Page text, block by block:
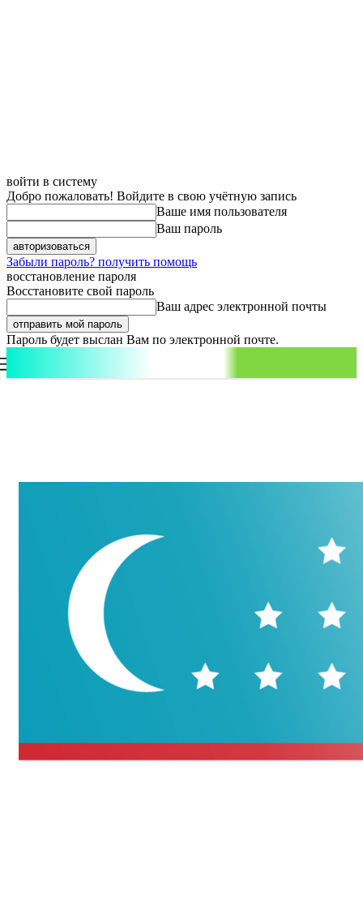
войти в систему
Добро пожаловать! Войдите в свою учётную запись
Ваше имя пользователя
Ваш пароль
Забыли пароль? получить помощь
восстановление пароля
Восстановите свой пароль
Ваш адрес электронной почты
Пароль будет выслан Вам по электронной почте.